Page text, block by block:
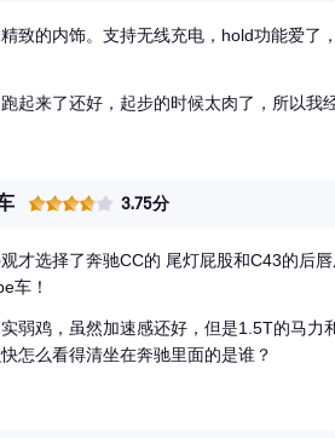
精致的内饰。支持无线充电，hold功能爱
跑起来了还好，起步的时候太肉了，所以我
3.75分
观才选择了奔驰CC的 尾灯屁股和C43的后
车！
实弱鸡，虽然加速感还好，但是1.5T的马
怎么看得清坐在奔驰里面的是谁？